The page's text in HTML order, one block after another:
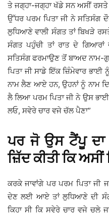
ਤੇ ਜਗ੍ਹਾ-ਜਗ੍ਹਾ ਖੱਡੇ ਸਨ ਅਸੀਂ
ਉੱਧਰ ਪਰਮ ਪਿਤਾ ਜੀ ਨੇ ਸਤਿਸੰਗ
ਲੁਧਿਆਣੇ ਵਾਲੀ ਸੰਗਤ ਤਾਂ ਬਿਖੜੇ
ਸੰਗਤ ਪਹੁੰਚੀ ਤਾਂ ਰਾਤ ਦੇ
ਸਤਿਸੰਗ ਫਰਮਾਉਣ ਤੋਂ ਬਾਅਦ
ਪਿਤਾ ਜੀ ਸਾਡੇ ਇੱਕ ਜ਼ਿੰਮੇਵਾਰ ਭਾਈ
ਨਾਮ ਲੈਣ ਆਏ ਹਨ, ਉਹਨਾਂ ਨੂੰ ਨਾਮ
ਲੈ ਲਿਆ ਪਰਮ ਪਿਤਾ ਜੀ ਨੇ ਉਸ
ਲਓ, ਸਵੇਰੇ ਚਾਰ ਵਜੇ ਚੱਲ ਪੈਣਾ”
ਪਰ ਜੋ ਉਸ ਟੈਂਪੂ
ਜ਼ਿੱਦ ਕੀਤੀ ਕਿ
ਕਰਕੇ ਜਾਵਾਂਗੇ ਪਰ ਪਰਮ ਪਿਤਾ
ਦੇਣ ਲਈ ਆਏ ਤਾਂ ਲੁਧਿਆਣੇ ਦੀ
ਕਿਹਾ ਸੀ ਕਿ ਸਵੇਰੇ ਚਾਰ ਵਜੇ ਚਲੇ